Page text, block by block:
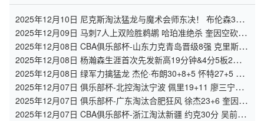
2025年12月10日 尼克斯淘汰猛龙与魔术会师东决！ 布伦森35分
英格拉姆31+6+6
2025年12月09日 马刺7人上双险胜鹈鹕 哈珀准绝杀 奎因空砍新
高33分+10板10助
2025年12月08日 CBA俱乐部杯-山东力克青岛晋级8强 克里斯
28+8 杨32分
2025年12月08日 杨瀚森生涯首次先发新高19分钟&4分5板2助5
犯 开拓者不敌灰熊
2025年12月08日 绿军力擒猛龙 杰伦·布朗30+8+5 怀特27+5 英
格拉姆30分
2025年12月07日 俱乐部杯-北控淘汰宁波 佩里19+11 廖三宁
16+8 辛普森25+8
2025年12月07日 俱乐部杯-广东淘汰合肥狂风 徐杰23+6 奎因
14+8 胡明轩10分
2025年12月07日 CBA俱乐部杯-浙江淘汰新疆 约克30分 吴前